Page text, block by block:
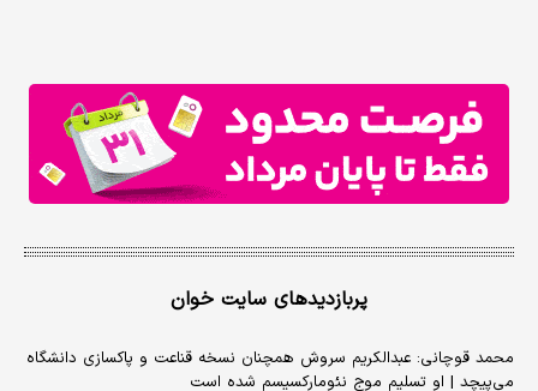
پربازدیدهای سایت خوان
محمد قوچانی: عبدالکریم سروش همچنان نسخه قناعت و پاکسازی دانشگاه
می‌پیچد | او تسلیم موج نئومارکسیسم شده است